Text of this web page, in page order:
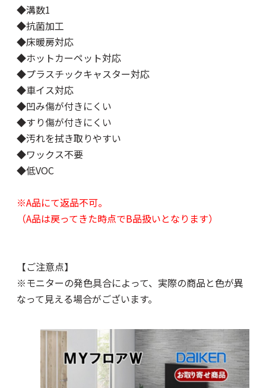
◆溝数1
◆抗菌加工
◆床暖房対応
◆ホットカーペット対応
◆プラスチックキャスター対応
◆車イス対応
◆凹み傷が付きにくい
◆すり傷が付きにくい
◆汚れを拭き取りやすい
◆ワックス不要
◆低VOC
※A品にて返品不可。
（A品は戻ってきた時点でB品扱いとなります）
【ご注意点】
※モニターの発色具合によって、実際の商品と色が異
なって見える場合がございます。